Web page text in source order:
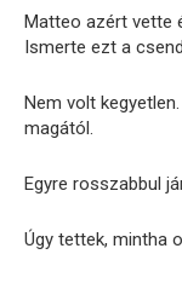
Matteo azért vette
Ismerte ezt a
Nem volt
magától.
Egyre rosszabbul
Úgy tettek, mintha